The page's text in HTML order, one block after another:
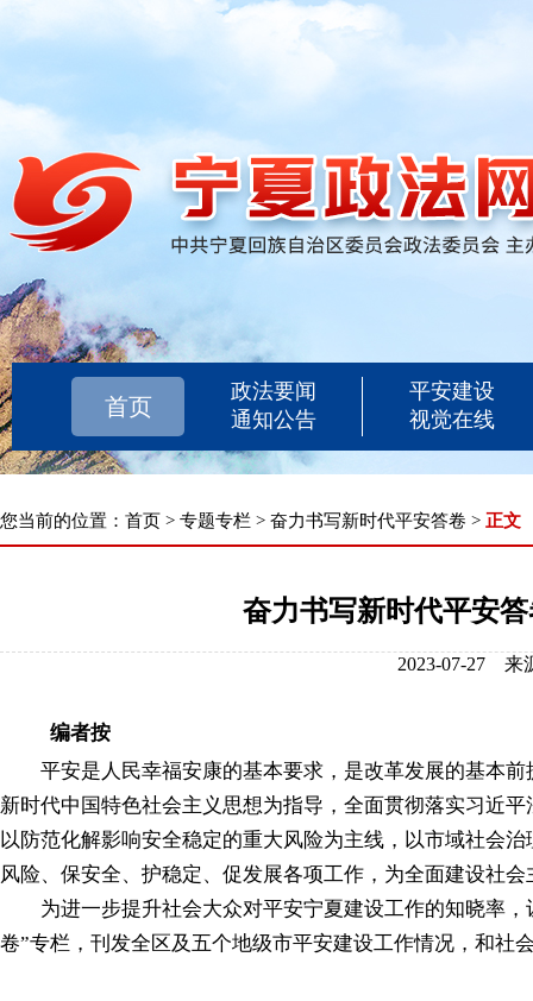
首页
政法要闻
通知公告
平安建设
视觉在线
您当前的位置： 首页 > 专题专栏 > 奋力书写新时代平安答卷 > 正文
奋力书写新时代平安
2023-07-27
编者按
平安是人民幸福安康的基本要求，是改革发展的基本前
新时代中国特色社会主义思想为指导，全面贯彻落实习近
以防范化解影响安全稳定的重大风险为主线，以市域社会
风险、保安全、护稳定、促发展各项工作，为全面建设社
为进一步提升社会大众对平安宁夏建设工作的知晓率，
卷”专栏，刊发全区及五个地级市平安建设工作情况，和社